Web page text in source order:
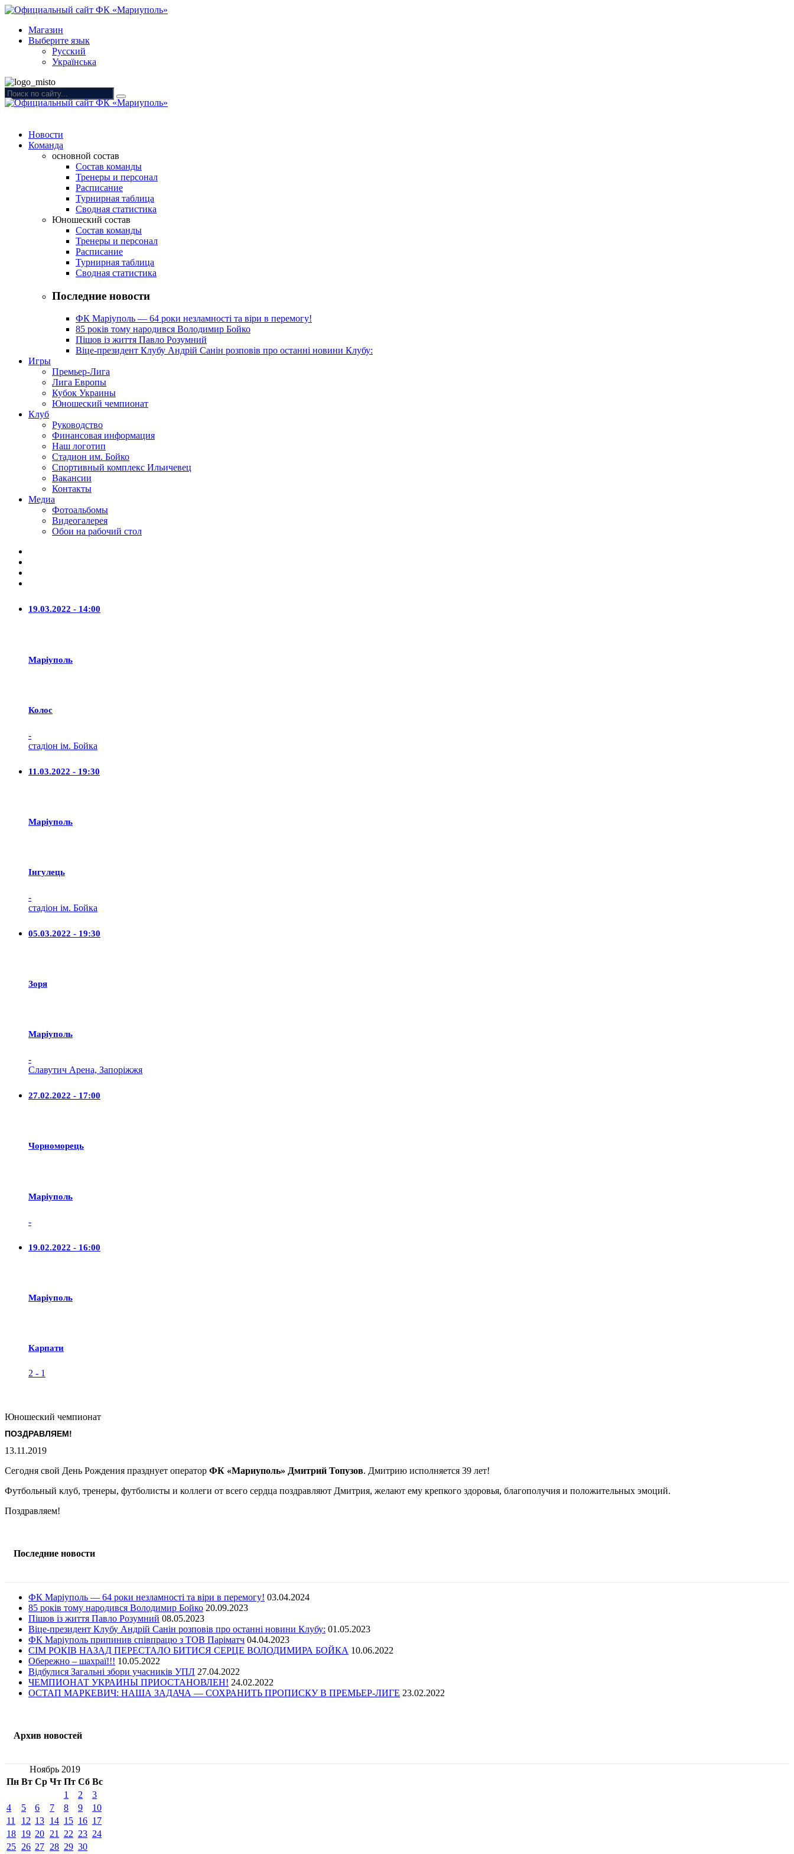
Магазин
Выберите язык
Русский
Українська
Новости
Команда
основной состав
Состав команды
Тренеры и персонал
Расписание
Турнирная таблица
Сводная статистика
Юношеский состав
Состав команды
Тренеры и персонал
Расписание
Турнирная таблица
Сводная статистика
Последние новости
ФК Маріуполь — 64 роки незламності та віри в перемогу!
85 років тому народився Володимир Бойко
Пішов із життя Павло Розумний
Віце-президент Клубу Андрій Санін розповів про останні новини Клубу:
Игры
Премьер-Лига
Лига Европы
Кубок Украины
Юношеский чемпионат
Клуб
Руководство
Финансовая информация
Наш логотип
Стадион им. Бойко
Спортивный комплекс Ильичевец
Вакансии
Контакты
Медиа
Фотоальбомы
Видеогалерея
Обои на рабочий стол
19.03.2022 - 14:00
Маріуполь
Колос
-
стадіон ім. Бойка
11.03.2022 - 19:30
Маріуполь
Iнгулець
-
стадіон ім. Бойка
05.03.2022 - 19:30
Зоря
Маріуполь
-
Славутич Арена, Запоріжжя
27.02.2022 - 17:00
Чорноморець
Маріуполь
-
19.02.2022 - 16:00
Маріуполь
Карпати
2 - 1
Юношеский чемпионат
ПОЗДРАВЛЯЕМ!
13.11.2019
Сегодня свой День Рождения празднует оператор ФК «Мариуполь» Дмитрий Топузов. Дмитрию исполняется 39 лет!
Футбольный клуб, тренеры, футболисты и коллеги от всего сердца поздравляют Дмитрия, желают ему крепкого здоровья, благополучия и положительных эмоций.
Поздравляем!
Последние новости
ФК Маріуполь — 64 роки незламності та віри в перемогу! 03.04.2024
85 років тому народився Володимир Бойко 20.09.2023
Пішов із життя Павло Розумний 08.05.2023
Віце-президент Клубу Андрій Санін розповів про останні новини Клубу: 01.05.2023
ФК Маріуполь припинив співпрацю з ТОВ Паріматч 04.04.2023
СІМ РОКІВ НАЗАД ПЕРЕСТАЛО БИТИСЯ СЕРЦЕ ВОЛОДИМИРА БОЙКА 10.06.2022
Обережно – шахраї!!! 10.05.2022
Відбулися Загальні збори учасників УПЛ 27.04.2022
ЧЕМПИОНАТ УКРАИНЫ ПРИОСТАНОВЛЕН! 24.02.2022
ОСТАП МАРКЕВИЧ: НАША ЗАДАЧА — СОХРАНИТЬ ПРОПИСКУ В ПРЕМЬЕР-ЛИГЕ 23.02.2022
Архив новостей
Ноябрь 2019
Пн Вт Ср Чт Пт Сб Вс
1
2
3
4
5 6 7 8 9
10
11
12 13 14 15 16 17
18 19 20 21 22 23 24
25 26 27 28 29 30